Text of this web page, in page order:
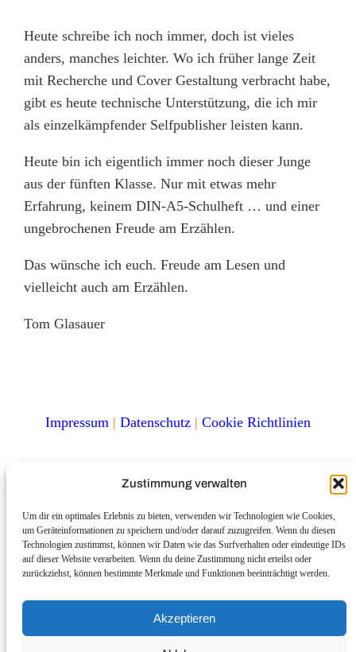
Zustimmung verwalten
Um dir ein optimales Erlebnis zu bieten, verwenden wir Technologien wie Cookies,
um Geräteinformationen zu speichern und/oder darauf zuzugreifen. Wenn du diesen
Technologien zustimmst, können wir Daten wie das Surfverhalten oder eindeutige IDs
auf dieser Website verarbeiten. Wenn du deine Zustimmung nicht erteilst oder
zurückziehst, können bestimmte Merkmale und Funktionen beeinträchtigt werden.
Akzeptieren
Heute schreibe ich noch immer, doch ist vieles
anders, manches leichter. Wo ich früher lange Zeit
mit Recherche und Cover Gestaltung verbracht habe,
gibt es heute technische Unterstützung, die ich mir
als einzelkämpfender Selfpublisher leisten kann.
Heute bin ich eigentlich immer noch dieser Junge
aus der fünften Klasse. Nur mit etwas mehr
Erfahrung, keinem DIN-A5-Schulheft … und einer
ungebrochenen Freude am Erzählen.
Das wünsche ich euch. Freude am Lesen und
vielleicht auch am Erzählen.
Tom Glasauer
Impressum | Datenschutz | Cookie Richtlinien
Hinweis zur Inhaltserstellung
Einige Inhalte auf dieser Website wurden mit Unterstützung
von Künstlicher Intelligenz (KI) erstellt. Alle Beiträge, Texte
und Materialien wurden jedoch von mir sorgfältig geprüft,
redaktionell bearbeitet und final freigegeben. Die KI dient